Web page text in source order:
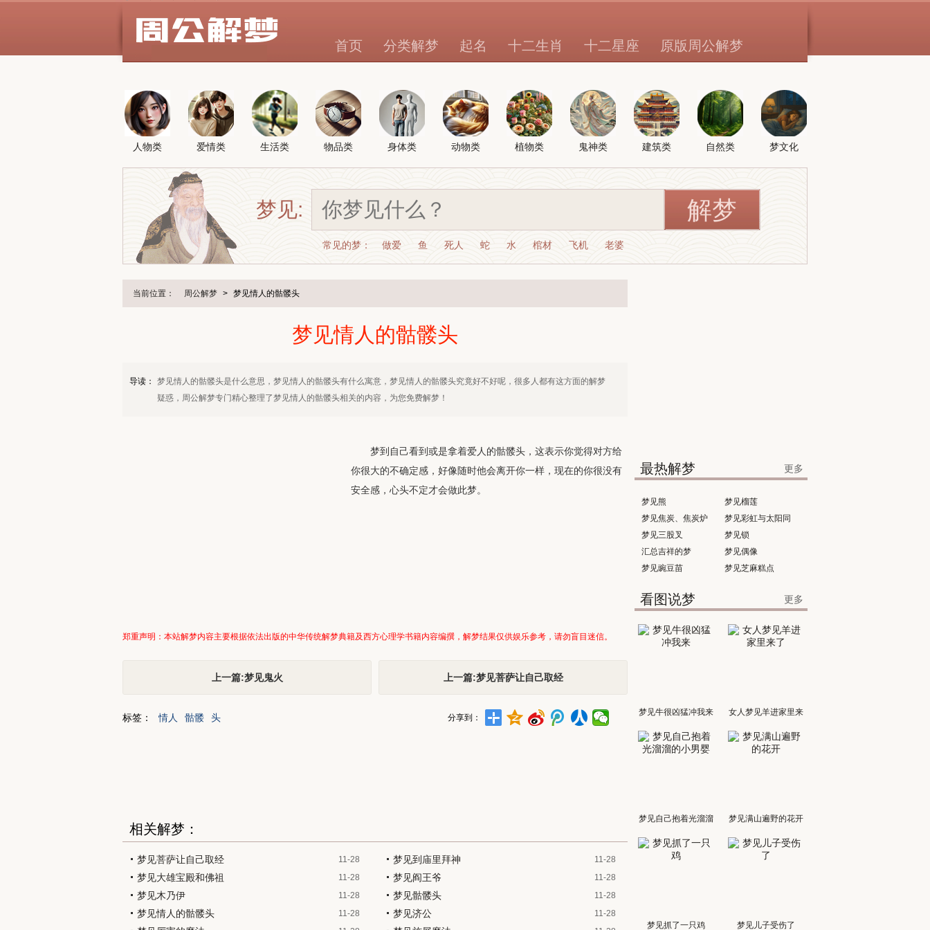
首页 分类解梦 起名 十二生肖 十二星座 原版周公解梦
人物类 爱情类 生活类 物品类 身体类 动物类 植物类 鬼神类 建筑类 自然类 梦文化
梦见:
常见的梦： 做爱 鱼 死人 蛇 水 棺材 飞机 老婆
当前位置： 周公解梦 > 梦见情人的骷髅头
梦见情人的骷髅头
导读：
梦见情人的骷髅头是什么意思，梦见情人的骷髅头有什么寓意，梦见情人的骷髅头究竟好不好呢，很多人都有这方面的解梦
疑惑，周公解梦专门精心整理了梦见情人的骷髅头相关的内容，为您免费解梦！
梦到自己看到或是拿着爱人的骷髅头，这表示你觉得对方给
你很大的不确定感，好像随时他会离开你一样，现在的你很没有
安全感，心头不定才会做此梦。
郑重声明：本站解梦内容主要根据依法出版的中华传统解梦典籍及西方心理学书籍内容编撰，解梦结果仅供娱乐参考，请勿盲目迷信。
上一篇:梦见鬼火 上一篇:梦见菩萨让自己取经
标签： 情人 骷髅 头 分享到：
相关解梦：
梦见菩萨让自己取经 11-28 梦见到庙里拜神 11-28
梦见大雄宝殿和佛祖 11-28 梦见阎王爷 11-28
梦见木乃伊 11-28 梦见骷髅头 11-28
梦见情人的骷髅头 11-28 梦见济公 11-28
最热解梦 更多
梦见熊
梦见榴莲
梦见焦炭、焦炭炉
梦见彩虹与太阳同
时出现
梦见三股叉
梦见锁
汇总吉祥的梦
梦见偶像
梦见豌豆苗
梦见芝麻糕点
看图说梦 更多
梦见牛很凶猛冲我来 女人梦见羊进家里来
了
梦见自己抱着光溜溜
的小男婴
梦见满山遍野的花开
梦见抓了一只鸡 梦见儿子受伤了